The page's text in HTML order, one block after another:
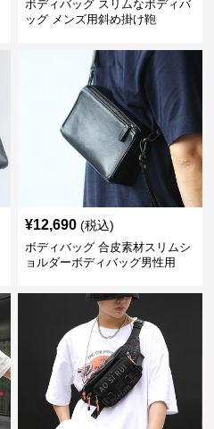
ボディバッグ スリムなボディバ
ッグ メンズ用斜め掛け鞄
¥12,690 (税込)
ボディバッグ 合皮素材スリムシ
ョルダーボディバッグ男性用